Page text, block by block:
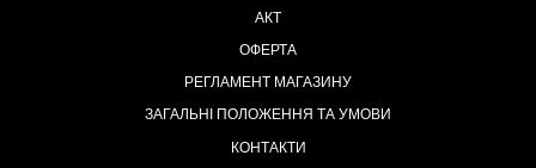
АКТ
ОФЕРТА
РЕГЛАМЕНТ МАГАЗИНУ
ЗАГАЛЬНІ ПОЛОЖЕННЯ ТА УМОВИ
КОНТАКТИ